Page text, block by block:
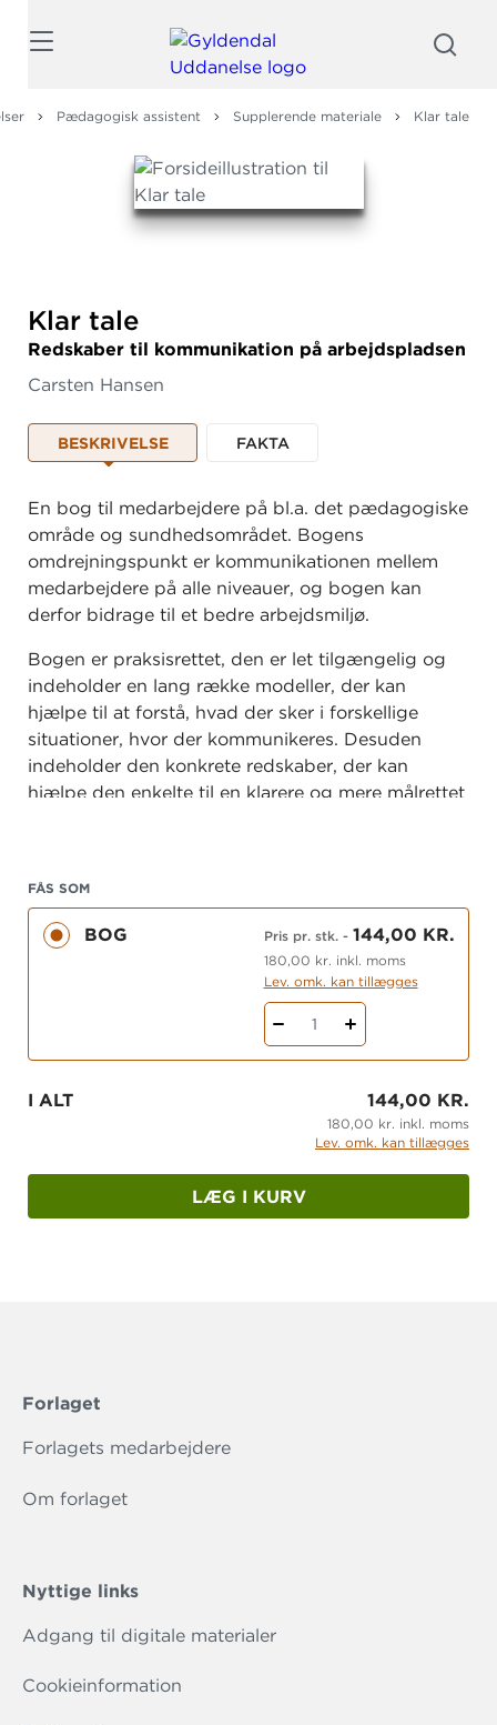
Pædagogisk assistent Supplerende materiale Klar tale
Klar tale
Redskaber til kommunikation på arbejdspladsen
Carsten Hansen
BESKRIVELSE FAKTA
En bog til medarbejdere på bl.a. det pædagogiske
område og sundhedsområdet. Bogens
omdrejningspunkt er kommunikationen mellem
medarbejdere på alle niveauer, og bogen kan
derfor bidrage til et bedre arbejdsmiljø.
Bogen er praksisrettet, den er let tilgængelig og
indeholder en lang række modeller, der kan
hjælpe til at forstå, hvad der sker i forskellige
situationer, hvor der kommunikeres. Desuden
indeholder den konkrete redskaber, der kan
hjælpe den enkelte til en klarere og mere målrettet
at kunne sige nej, feedback, konflikter og den
vanskelige samtale.
FÅS SOM
BOG Pris pr. stk.- 144,00 KR.
180,00 kr. inkl. moms
Lev. omk. kan tillægges
1
I ALT 144,00 KR.
180,00 kr. inkl. moms
Lev. omk. kan tillægges
LÆG I KURV
Forlaget
Forlagets medarbejdere
Om forlaget
Nyttige links
Adgang til digitale materialer
Cookieinformation